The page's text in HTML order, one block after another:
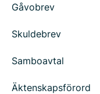
Gåvobrev
Skuldebrev
Samboavtal
Äktenskapsförord